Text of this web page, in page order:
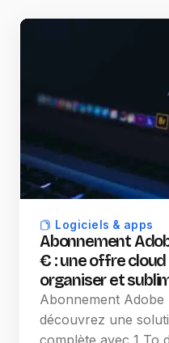
Logiciels & apps
Abonnement
€ : une offre
organiser et
Abonnement Adobe
découvrez une